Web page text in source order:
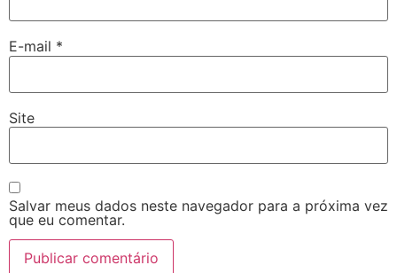
E-mail *
Site
Salvar meus dados neste navegador para a próxima vez
que eu comentar.